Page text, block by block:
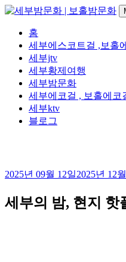
Skip
content
24시간 365일
홈
세부에스코트걸 ,보홀
세부jtv
세부황제여행
세부밤문화
세부에코걸 , 보홀에코
세부ktv
블로그
2025년 09월 12일2025년 12
세부의 밤, 현지 핫